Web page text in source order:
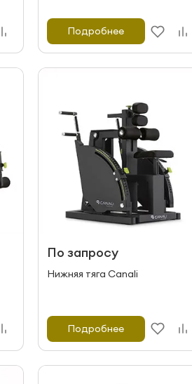
Подробнее
По запросу
Нижняя тяга Canali
Подробнее